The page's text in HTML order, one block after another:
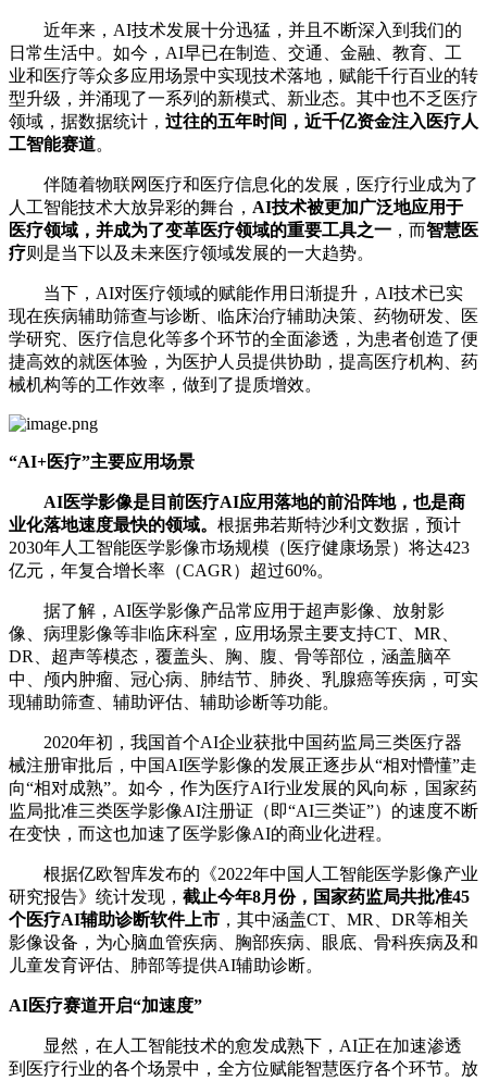
近年来，AI技术发展十分迅猛，并且不断深入到我们的
日常生活中。如今，AI早已在制造、交通、金融、教育、工
业和医疗等众多应用场景中实现技术落地，赋能千行百业的转
型升级，并涌现了一系列的新模式、新业态。其中也不乏医疗
领域，据数据统计， 过往的五年时间，近千亿资金注入医疗人
工智能赛道。
伴随着物联网医疗和医疗信息化的发展，医疗行业成为了
人工智能技术大放异彩的舞台， AI技术被更加广泛地应用于
医疗领域，并成为了变革医疗领域的重要工具之一 ，而智慧医
疗则是当下以及未来医疗领域发展的一大趋势。
当下，AI对医疗领域的赋能作用日渐提升，AI技术已实
现在疾病辅助筛查与诊断、临床治疗辅助决策、药物研发、医
学研究、医疗信息化等多个环节的全面渗透，为患者创造了便
捷高效的就医体验，为医护人员提供协助，提高医疗机构、药
械机构等的工作效率，做到了提质增效。
“AI+医疗”主要应用场景
AI医学影像是目前医疗AI应用落地的前沿阵地，也是商
业化落地速度最快的领域。 根据弗若斯特沙利文数据，预计
2030年人工智能医学影像市场规模（医疗健康场景）将达423
亿元，年复合增长率（CAGR）超过60%。
据了解，AI医学影像产品常应用于超声影像、放射影
像、病理影像等非临床科室，应用场景主要支持CT、MR、
DR、超声等模态，覆盖头、胸、腹、骨等部位，涵盖脑卒
中、颅内肿瘤、冠心病、肺结节、肺炎、乳腺癌等疾病，可实
现辅助筛查、辅助评估、辅助诊断等功能。
2020年初，我国首个AI企业获批中国药监局三类医疗器
械注册审批后，中国AI医学影像的发展正逐步从“相对懵懂”走
向“相对成熟”。如今，作为医疗AI行业发展的风向标，国家药
监局批准三类医学影像AI注册证（即“AI三类证”）的速度不断
在变快，而这也加速了医学影像AI的商业化进程。
根据亿欧智库发布的《2022年中国人工智能医学影像产业
研究报告》统计发现， 截止今年8月份，国家药监局共批准45
个医疗AI辅助诊断软件上市 ，其中涵盖CT、MR、DR等相关
影像设备，为心脑血管疾病、胸部疾病、眼底、骨科疾病及和
儿童发育评估、肺部等提供AI辅助诊断。
AI医疗赛道开启“加速度”
显然，在人工智能技术的愈发成熟下，AI正在加速渗透
到医疗行业的各个场景中，全方位赋能智慧医疗各个环节。放